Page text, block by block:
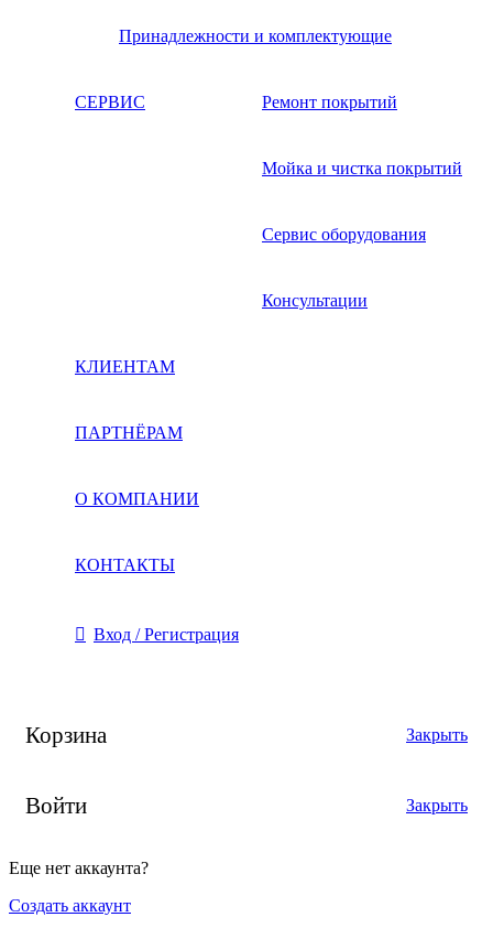
Принадлежности и комплектующие
СЕРВИС Ремонт покрытий
Мойка и чистка покрытий
Сервис оборудования
Консультации
КЛИЕНТАМ
ПАРТНЁРАМ
О КОМПАНИИ
КОНТАКТЫ
Вход / Регистрация
Корзина Закрыть
Войти Закрыть
Еще нет аккаунта?
Создать аккаунт